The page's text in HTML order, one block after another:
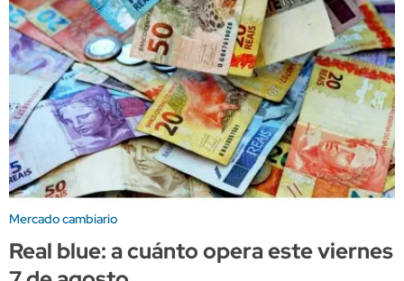
Mercado cambiario
Real blue: a cuánto opera este viernes